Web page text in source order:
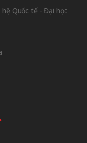
hệ Quốc tế - Đại học